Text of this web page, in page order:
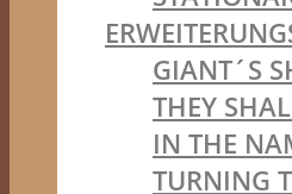
GIANT´S
THEY
IN THE
TURNING